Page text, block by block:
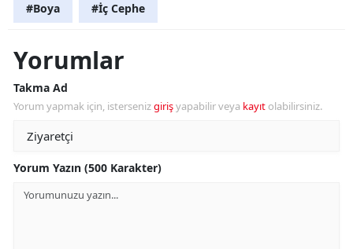
#Boya #İç Cephe
Yorumlar
Takma Ad
Yorum yapmak için, istersenizgirişyapabilir veya kayıt olabilirsiniz.
Yorum Yazın (500 Karakter)